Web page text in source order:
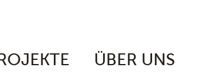
ÜBER UNS